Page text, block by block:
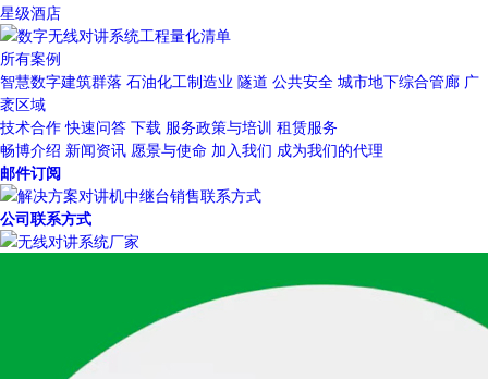
星级酒店
所有案例
智慧数字建筑群落 石油化工制造业 隧道 公共安全 城市地下综合管廊 广
袤区域
技术合作 快速问答 下载 服务政策与培训 租赁服务
畅博介绍 新闻资讯 愿景与使命 加入我们 成为我们的代理
邮件订阅
公司联系方式